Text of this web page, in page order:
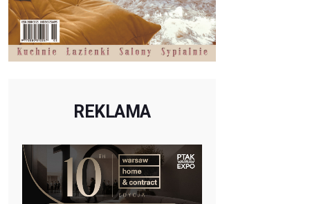
REKLAMA